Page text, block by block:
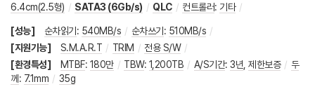
6.4cm(2.5형) / SATA3 (6Gb/s) / QLC / 컨트롤러: 기타 /
[성능] 순차읽기 : 540MB/s / 순차쓰기 : 510MB/s /
[지원기능]
S.M.A.R.T / TRIM / 전용 S/W /
[환경특성]
MTBF: 180만 / TBW: 1,200TB / A/S기간: 3년 제한보증 / 두
께 : 7.1mm / 35g